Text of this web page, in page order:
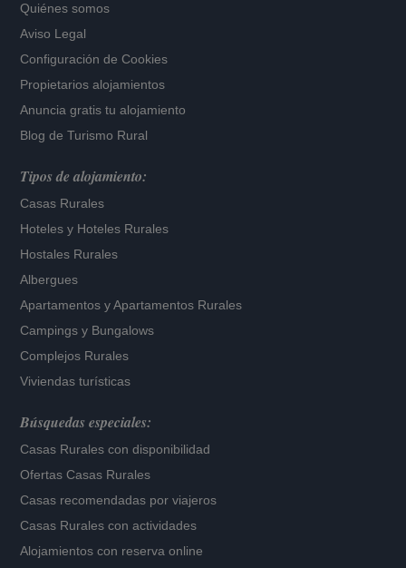
Quiénes somos
Aviso Legal
Configuración de Cookies
Propietarios alojamientos
Anuncia gratis tu alojamiento
Blog de Turismo Rural
Tipos de alojamiento:
Casas Rurales
Hoteles y Hoteles Rurales
Hostales Rurales
Albergues
Apartamentos yApartamentos Rurales
Campings y Bungalows
Complejos Rurales
Viviendas turísticas
Búsquedas especiales:
Casas Rurales con disponibilidad
Ofertas Casas Rurales
Casas recomendadas por viajeros
Casas Rurales con actividades
Alojamientos con reserva online